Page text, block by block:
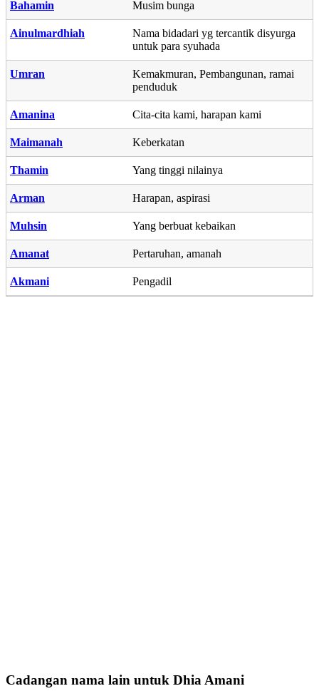
Bahamin Musim bunga
Ainulmardhiah
Nama bidadari yg tercantik disyurga
untuk para syuhada
Umran
Kemakmuran, Pembangunan, ramai
penduduk
Amanina Cita-cita kami, harapan kami
Maimanah Keberkatan
Thamin Yang tinggi nilainya
Arman Harapan, aspirasi
Muhsin Yang berbuat kebaikan
Amanat Pertaruhan, amanah
Akmani Pengadil
Cadangan nama lain untuk Dhia Amani